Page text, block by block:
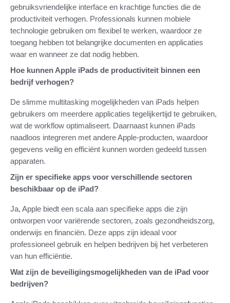
gebruiksvriendelijke interface en krachtige functies die de
productiviteit verhogen. Professionals kunnen mobiele
technologie gebruiken om flexibel te werken, waardoor ze
toegang hebben tot belangrijke documenten en applicaties
waar en wanneer ze dat nodig hebben.
Hoe kunnen Apple iPads de productiviteit binnen een
bedrijf verhogen?
De slimme multitasking mogelijkheden van iPads helpen
gebruikers om meerdere applicaties tegelijkertijd te gebruiken,
wat de workflow optimaliseert. Daarnaast kunnen iPads
naadloos integreren met andere Apple-producten, waardoor
gegevens veilig en efficiënt kunnen worden gedeeld tussen
apparaten.
Zijn er specifieke apps voor verschillende sectoren
beschikbaar op de iPad?
Ja, Apple biedt een scala aan specifieke apps die zijn
ontworpen voor variërende sectoren, zoals gezondheidszorg,
onderwijs en financiën. Deze apps zijn ideaal voor
professioneel gebruik en helpen bedrijven bij het verbeteren
van hun efficiëntie.
Wat zijn de beveiligingsmogelijkheden van de iPad voor
bedrijven?